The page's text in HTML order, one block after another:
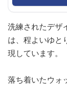
デニムワイ
ンツ
¥4,840